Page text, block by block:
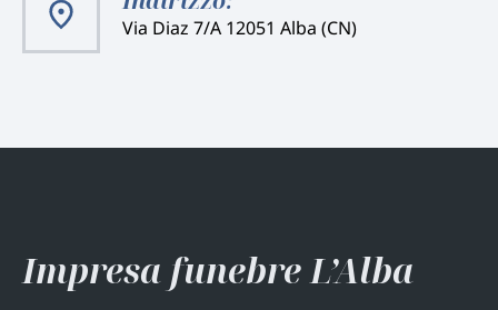
Via Diaz 7/A 12051 Alba (CN)
Impresa funebre L’Alba